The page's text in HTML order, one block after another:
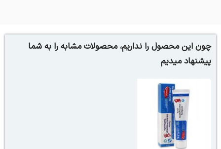
چون این محصول را نداریم، محصولات مشابه را به شما
پیشنهاد میدیم